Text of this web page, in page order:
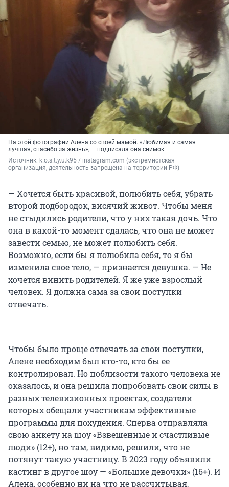
На этой фотографии Алена со своей мамой. «Любимая и самая
лучшая, спасибо за жизнь», — подписала она снимок
Источник: k.o.s.t.y.u.k95 / instagram.com (экстремистская
организация, деятельность запрещена на территории РФ)
— Хочется быть красивой, полюбить себя, убрать
второй подбородок, висячий живот. Чтобы меня
не стыдились родители, что у них такая дочь. Что
она в какой-то момент сдалась, что она не может
завести семью, не может полюбить себя.
Возможно, если бы я полюбила себя, то я бы
изменила свое тело, — признается девушка. — Не
хочется винить родителей. Я же уже взрослый
человек. Я должна сама за свои поступки
отвечать.
Чтобы было проще отвечать за свои поступки,
Алене необходим был кто-то, кто бы ее
контролировал. Но поблизости такого человека не
оказалось, и она решила попробовать свои силы в
разных телевизионных проектах, создатели
которых обещали участникам эффективные
программы для похудения. Сперва отправляла
свою анкету на шоу «Взвешенные и счастливые
люди» (12+), но там, видимо, решили, что не
потянут такую участницу. В 2023 году объявили
кастинг в другое шоу — «Большие девочки» (16+). И
Алена, особенно ни на что не рассчитывая,